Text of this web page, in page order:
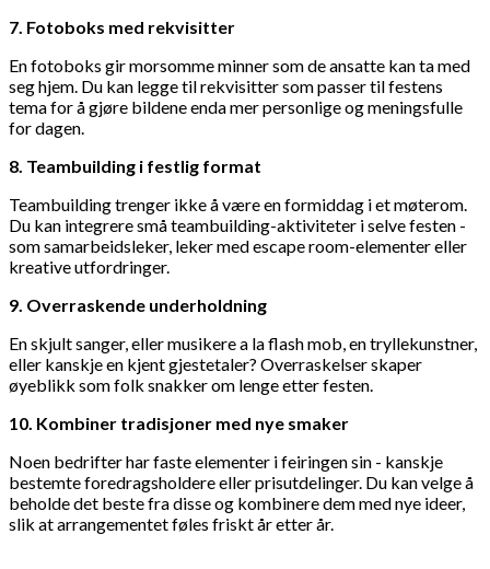
7. Fotoboks med rekvisitter
En fotoboks gir morsomme minner som de ansatte kan ta med
seg hjem. Du kan legge til rekvisitter som passer til festens
tema for å gjøre bildene enda mer personlige og meningsfulle
for dagen.
8. Teambuilding i festlig format
Teambuilding trenger ikke å være en formiddag i et møterom.
Du kan integrere små teambuilding-aktiviteter i selve festen -
som samarbeidsleker, leker med escape room-elementer eller
kreative utfordringer.
9. Overraskende underholdning
En skjult sanger, eller musikere a la flash mob, en tryllekunstner,
eller kanskje en kjent gjestetaler? Overraskelser skaper
øyeblikk som folk snakker om lenge etter festen.
10. Kombiner tradisjoner med nye smaker
Noen bedrifter har faste elementer i feiringen sin - kanskje
bestemte foredragsholdere eller prisutdelinger. Du kan velge å
beholde det beste fra disse og kombinere dem med nye ideer,
slik at arrangementet føles friskt år etter år.